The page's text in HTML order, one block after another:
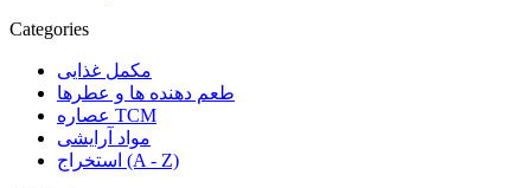
Categories
مکمل غذایی
طعم دهنده ها و عطرها
عصاره TCM
مواد آرایشی
استخراج (A - Z)